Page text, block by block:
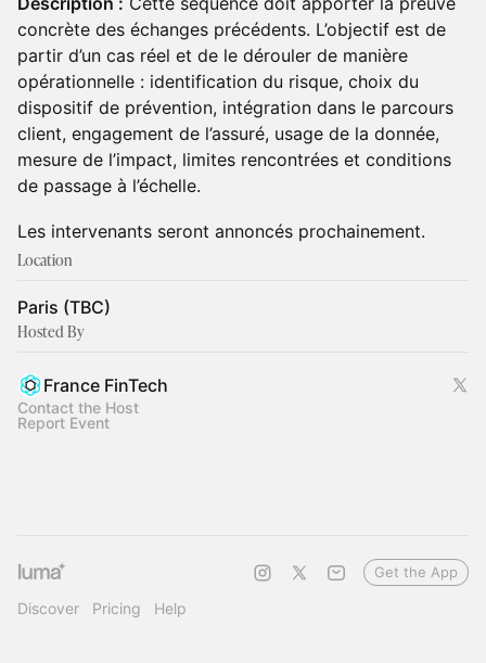
concrète des échanges précédents. L’objectif est de
partir d’un cas réel et de le dérouler de manière
opérationnelle : identification du risque, choix du
dispositif de prévention, intégration dans le parcours
client, engagement de l’assuré, usage de la donnée,
mesure de l’impact, limites rencontrées et conditions
de passage à l’échelle.
Les intervenants seront annoncés prochainement.
Location
Paris (TBC)
Hosted By
France FinTech
Contact the Host
Report Event
Discover Pricing Help
Get the App